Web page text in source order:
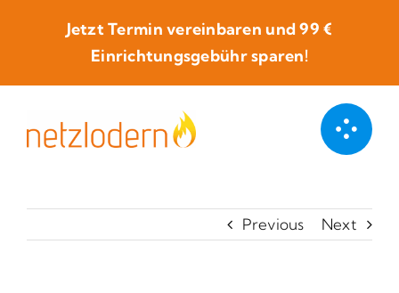
Jetzt Termin vereinbaren und99 €
Einrichtungsgebühr sparen!
Previous Next